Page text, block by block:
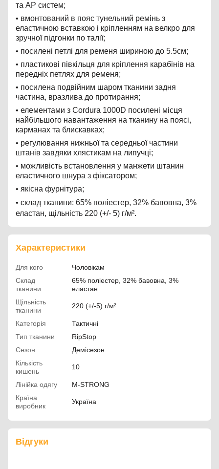
та АР систем;
• вмонтований в пояс тунельний ремінь з
еластичною вставкою і кріпленням на велкро для
зручної підгонки по талії;
• посилені петлі для ременя шириною до 5.5см;
• пластикові півкільця для кріплення карабінів на
передніх петлях для ременя;
• посилена подвійним шаром тканини задня
частина, вразлива до протирання;
• елементами з Cordura 1000D посилені місця
найбільшого навантаження на тканину на поясі,
карманах та блискавках;
• регулювання нижньої та середньої частини
штанів завдяки хлястикам на липучці;
• можливість встановлення у манжети штанин
еластичного шнура з фіксатором;
• якісна фурнітура;
• склад тканини: 65% поліестер, 32% бавовна, 3%
еластан, щільність 220 (+/- 5) г/м².
Характеристики
Для кого
Чоловікам
Склад
тканини
65% поліестер, 32% бавовна, 3%
еластан
Щільність
тканини
220 (+/-5) г/м²
Категорія
Тактичні
Тип тканини
RipStop
Сезон
Демісезон
Кількість
кишень
10
Лінійка одягу
M-STRONG
Країна
виробник
Україна
Відгуки